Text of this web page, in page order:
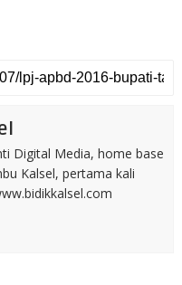
Digital Media, home base
Kalsel, pertama kali